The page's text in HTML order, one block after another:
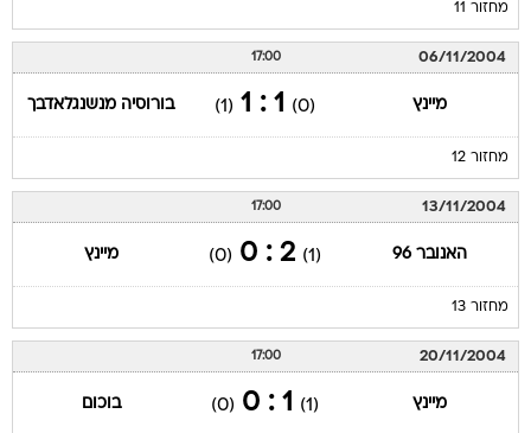
מחזור 11
06/11/2004
17:00
מיינץ (0)
1 : 1
(1) בורוסיה מנשנגלאדבך
מחזור 12
13/11/2004
17:00
האנובר 96 (1)
2 : 0
(0) מיינץ
מחזור 13
20/11/2004
17:00
מיינץ (1)
1 : 0
(0) בוכום